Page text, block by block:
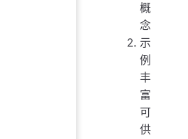
概
念
示
例
丰
富
可
供